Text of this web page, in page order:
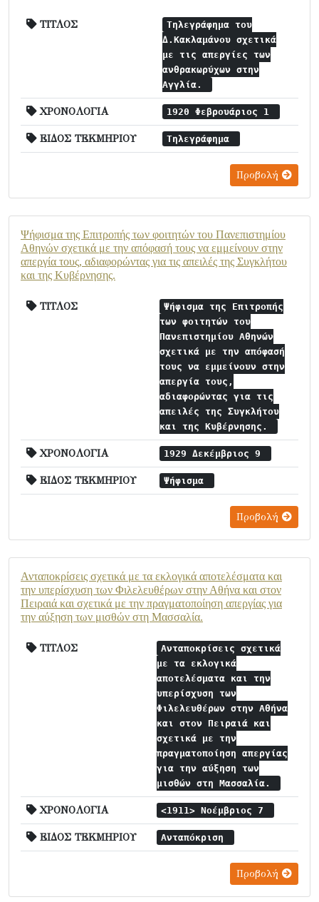
ΤΙΤΛΟΣ
Τηλεγράφημα του
Δ.Κακλαμάνου σχετικά
με τις απεργίες των
ανθρακωρύχων στην
Αγγλία.
ΧΡΟΝΟΛΟΓΙΑ 1920 Φεβρουάριος 1
ΕΙΔΟΣ ΤΕΚΜΗΡΙΟΥ Τηλεγράφημα
Προβολή
Ψήφισμα της Επιτροπής των φοιτητών του Πανεπιστημίου
Αθηνών σχετικά με την απόφασή τους να εμμείνουν στην
απεργία τους, αδιαφορώντας για τις απειλές της Συγκλήτου
και της Κυβέρνησης.
ΤΙΤΛΟΣ
Ψήφισμα της Επιτροπής
των φοιτητών του
Πανεπιστημίου Αθηνών
σχετικά με την απόφασή
τους να εμμείνουν στην
απεργία τους,
αδιαφορώντας για τις
απειλές της Συγκλήτου
και της Κυβέρνησης.
ΧΡΟΝΟΛΟΓΙΑ 1929 Δεκέμβριος 9
ΕΙΔΟΣ ΤΕΚΜΗΡΙΟΥ Ψήφισμα
Προβολή
Ανταποκρίσεις σχετικά με τα εκλογικά αποτελέσματα και
την υπερίσχυση των Φιλελευθέρων στην Αθήνα και στον
Πειραιά και σχετικά με την πραγματοποίηση απεργίας για
την αύξηση των μισθών στη Μασσαλία.
ΤΙΤΛΟΣ
Ανταποκρίσεις σχετικά
με τα εκλογικά
αποτελέσματα και την
υπερίσχυση των
Φιλελευθέρων στην Αθήνα
και στον Πειραιά και
σχετικά με την
πραγματοποίηση απεργίας
για την αύξηση των
μισθών στη Μασσαλία.
ΧΡΟΝΟΛΟΓΙΑ <1911> Νοέμβριος 7
ΕΙΔΟΣ ΤΕΚΜΗΡΙΟΥ Ανταπόκριση
Προβολή